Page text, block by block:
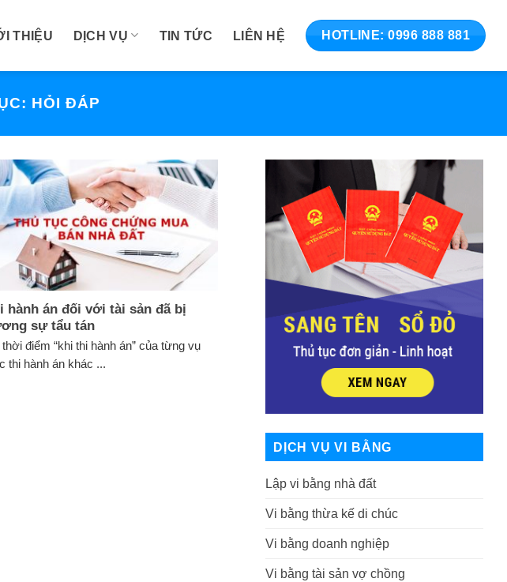
THIỆU DỊCH VỤ TIN TỨC LIÊN HỆ HOTLINE: 0996 888 881
HỎI ĐÁP
hành án đối với tài sản đã bị
sự tẩu tán
thời điểm “khi thi hành án” của từng vụ
thi hành án khác ...
DỊCH VỤ VI BẰNG
Lập vi bằng nhà đất
Vi bằng thừa kế di chúc
Vi bằng doanh nghiệp
Vi bằng tài sản vợ chồng